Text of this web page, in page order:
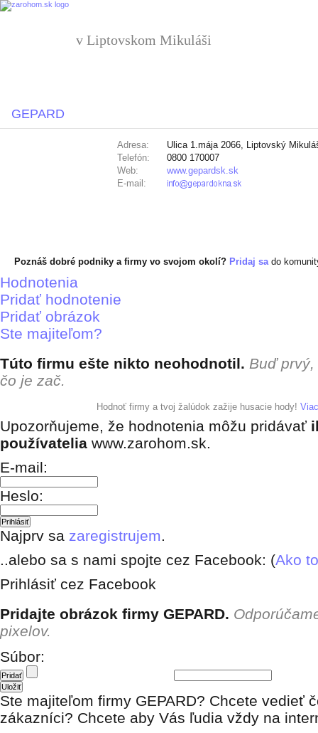
v Liptovskom Mikuláši
GEPARD
Adresa:
Ulica 1.mája 2066, Liptovský
Telefón:
0800 170007
Web:
www.gepardsk.sk
E-mail:
Poznáš dobré podniky a firmy vo svojom okolí? Pridaj sado
Hodnotenia
Pridať hodnotenie
Pridať obrázok
Ste majiteľom?
Túto firmu ešte nikto neohodnotil. Buď
čo je zač.
Hodnoť firmy a tvoj žalúdok zažije husacie hody! Viac
Upozorňujeme, že hodnotenia môžu pridávať
používatelia www.zarohom.sk.
E-mail:
Heslo:
Najprv sa zaregistrujem.
..alebo sa s nami spojte cez Facebook: (Ako
Prihlásiť cez Facebook
Pridajte obrázok firmy GEPARD.
pixelov.
Súbor:
Ste majiteľom firmy GEPARD? Chcete vedieť
zákazníci? Chcete aby Vás ľudia vždy na